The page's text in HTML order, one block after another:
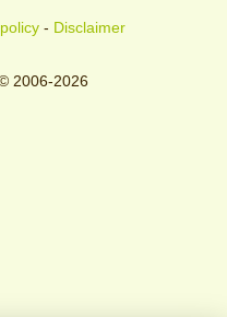
- Disclaimer
2006-2026